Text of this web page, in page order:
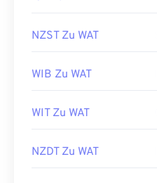
NZST Zu WAT
WIB Zu WAT
WIT Zu WAT
NZDT Zu WAT